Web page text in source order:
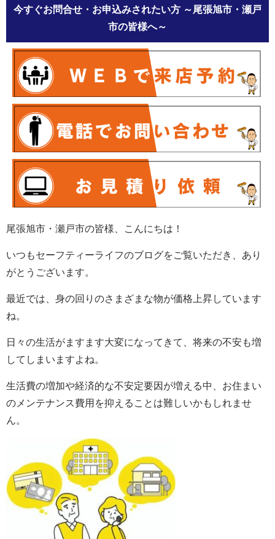
今すぐお問合せ・お申込みされたい方 ～尾張旭市・瀬戸
市の皆様へ～
尾張旭市・瀬戸市の皆様、こんにちは！
いつもセーフティーライフのブログをご覧いただき、あり
がとうございます。
最近では、身の回りのさまざまな物が価格上昇しています
ね。
日々の生活がますます大変になってきて、将来の不安も増
してしまいますよね。
生活費の増加や経済的な不安定要因が増える中、お住まい
のメンテナンス費用を抑えることは難しいかもしれませ
ん。